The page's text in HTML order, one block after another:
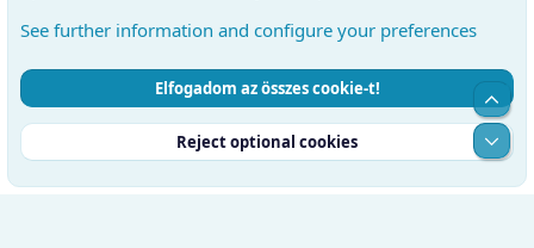
Hungarian (HU)
Kapcsolatfelvétel
Feltételek és szabályok
Adatvédelmi szabályzat
Súgó
Kezdőlap
RSS
See further information and configure your preferences
Elfogadom az összes cookie-t!
Reject optional cookies
Top
Alul